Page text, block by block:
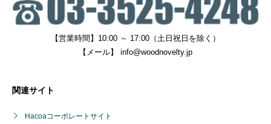
【営業時間】10:00 ～ 17:00（土日祝日を除く）
【メール】 info@woodnovelty.jp
関連サイト
Hacoaコーポレートサイト